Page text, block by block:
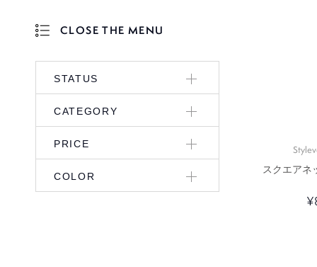
CLOSE THE MENU
STATUS
CATEGORY
PRICE
COLOR
スクエアネ